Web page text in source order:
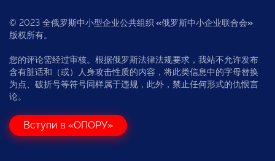
© 2023 全俄罗斯中小型企业公共组织 «俄罗斯中小企业联合会»
版权所有。
您的评论需经过审核。根据俄罗斯法律法规要求，我站不允许发布
含有脏话和（或）人身攻击性质的内容，将此类信息中的字母替换
为点、破折号等符号同样属于违规，此外，禁止任何形式的仇恨言
论。
Вступи в «ОПОРУ»